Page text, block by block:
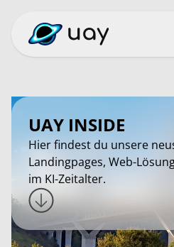
UAY INSIDE
Hier findest du unsere
Landingpages, Web-
im KI-Zeitalter.